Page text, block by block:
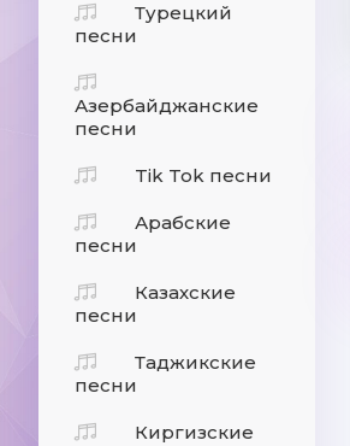
Турецкий
песни
Азербайджанские
песни
Tik Tok песни
Арабские
песни
Казахские
песни
Таджикские
песни
Киргизские